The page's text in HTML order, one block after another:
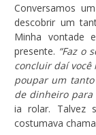
Conversamos
descobrir um
Minha vontade
presente. “Faz o
concluir daí você
poupar um
de dinheiro para
ia rolar. Talvez
costumava